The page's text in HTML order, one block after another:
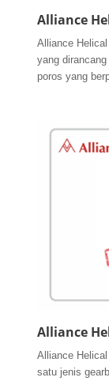
Alliance
Alliance
yang
poros yang
Alliance
Alliance
satu jenis